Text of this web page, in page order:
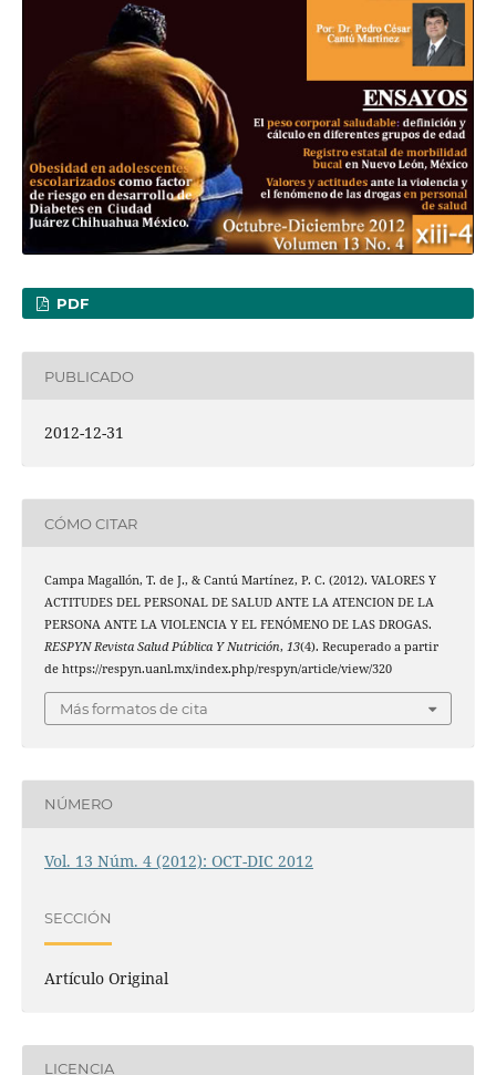
PDF
PUBLICADO
2012-12-31
CÓMO CITAR
Campa Magallón, T. de J., & Cantú Martínez, P. C. (2012). VALORES Y
ACTITUDES DEL PERSONAL DE SALUD ANTE LA ATENCION DE LA
PERSONA ANTE LA VIOLENCIA Y EL FENÓMENO DE LAS DROGAS.
RESPYN Revista Salud Pública Y Nutrición, 13(4). Recuperado a partir
de https://respyn.uanl.mx/index.php/respyn/article/view/320
Más formatos de cita
NÚMERO
Vol. 13 Núm. 4 (2012): OCT-DIC 2012
SECCIÓN
Artículo Original
LICENCIA